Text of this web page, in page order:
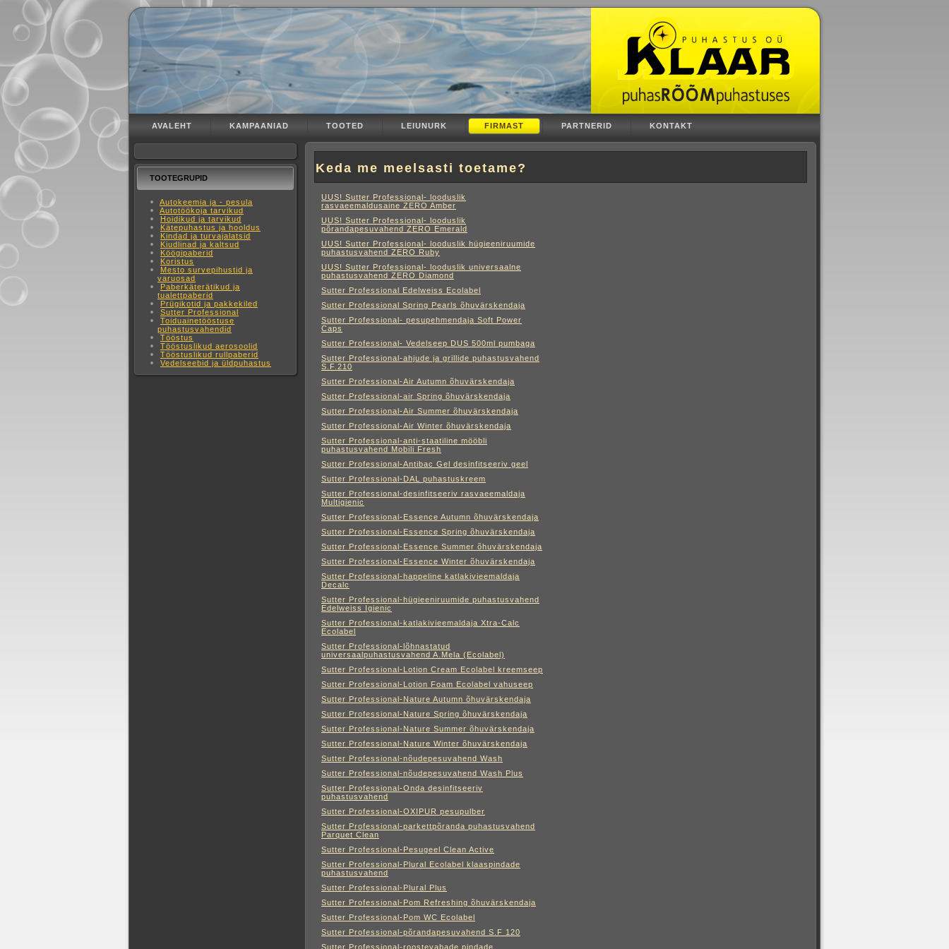
AVALEHT KAMPAANIAD TOOTED LEIUNURK FIRMAST PARTNERID KONTAKT
TOOTEGRUPID
Autokeemia ja - pesula
Autotöökoja tarvikud
Hoidikud ja tarvikud
Kätepuhastus ja hooldus
Kindad ja turvajalatsid
Kiudlinad ja kaltsud
Köögipaberid
Koristus
Mesto survepihustid ja
varuosad
Paberkäterätikud ja
tualettpaberid
Prügikotid ja pakkekiled
Sutter Professional
Toiduainetööstuse
puhastusvahendid
Tööstus
Tööstuslikud aerosoolid
Tööstuslikud rullpaberid
Vedelseebid ja üldpuhastus
Keda me meelsasti toetame?
UUS! Sutter Professional- looduslik
rasvaeemaldusaine ZERO Amber
UUS! Sutter Professional- looduslik
põrandapesuvahend ZERO Emerald
UUS! Sutter Professional- looduslik hügieeniruumide
puhastusvahend ZERO Ruby
UUS! Sutter Professional- looduslik universaalne
puhastusvahend ZERO Diamond
Sutter Professional Edelweiss Ecolabel
Sutter Professional Spring Pearls õhuvärskendaja
Sutter Professional- pesupehmendaja Soft Power
Caps
Sutter Professional- Vedelseep DUS 500ml pumbaga
Sutter Professional-ahjude ja grillide puhastusvahend
S.F.210
Sutter Professional-Air Autumn õhuvärskendaja
Sutter Professional-air Spring õhuvärskendaja
Sutter Professional-Air Summer õhuvärskendaja
Sutter Professional-Air Winter õhuvärskendaja
Sutter Professional-anti-staatiline mööbli
puhastusvahend Mobili Fresh
Sutter Professional-Antibac Gel desinfitseeriv geel
Sutter Professional-DAL puhastuskreem
Sutter Professional-desinfitseeriv rasvaeemaldaja
Multigienic
Sutter Professional-Essence Autumn õhuvärskendaja
Sutter Professional-Essence Spring õhuvärskendaja
Sutter Professional-Essence Summer õhuvärskendaja
Sutter Professional-Essence Winter õhuvärskendaja
Sutter Professional-happeline katlakivieemaldaja
Decalc
Sutter Professional-hügieeniruumide puhastusvahend
Edelweiss Igienic
Sutter Professional-katlakivieemaldaja Xtra-Calc
Ecolabel
Sutter Professional-lõhnastatud
universaalpuhastusvahend A.Mela (Ecolabel)
Sutter Professional-Lotion Cream Ecolabel kreemseep
Sutter Professional-Lotion Foam Ecolabel vahuseep
Sutter Professional-Nature Autumn õhuvärskendaja
Sutter Professional-Nature Spring õhuvärskendaja
Sutter Professional-Nature Summer õhuvärskendaja
Sutter Professional-Nature Winter õhuvärskendaja
Sutter Professional-nõudepesuvahend Wash
Sutter Professional-nõudepesuvahend Wash Plus
Sutter Professional-Onda desinfitseeriv
puhastusvahend
Sutter Professional-OXIPUR pesupulber
Sutter Professional-parkettpõranda puhastusvahend
Parquet Clean
Sutter Professional-Pesugeel Clean Active
Sutter Professional-Plural Ecolabel klaaspindade
puhastusvahend
Sutter Professional-Plural Plus
Sutter Professional-Pom Refreshing õhuvärskendaja
Sutter Professional-Pom WC Ecolabel
Sutter Professional-põrandapesuvahend S.F 120
Sutter Professional-roostevabade pindade